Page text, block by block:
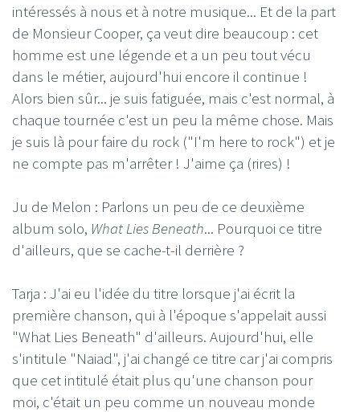
intéressés à nous et à notre musique... Et de la part
de Monsieur Cooper, ça veut dire beaucoup : cet
homme est une légende et a un peu tout vécu
dans le métier, aujourd'hui encore il continue !
Alors bien sûr... je suis fatiguée, mais c'est normal, à
chaque tournée c'est un peu la même chose. Mais
je suis là pour faire du rock ("I'm here to rock") et je
ne compte pas m'arrêter ! J'aime ça (rires) !
Ju de Melon : Parlons un peu de ce deuxième
album solo, What Lies Beneath... Pourquoi ce titre
d'ailleurs, que se cache-t-il derrière ?
Tarja : J'ai eu l'idée du titre lorsque j'ai écrit la
première chanson, qui à l'époque s'appelait aussi
"What Lies Beneath" d'ailleurs. Aujourd'hui, elle
s'intitule "Naiad", j'ai changé ce titre car j'ai compris
que cet intitulé était plus qu'une chanson pour
moi, c'était un peu comme un nouveau monde